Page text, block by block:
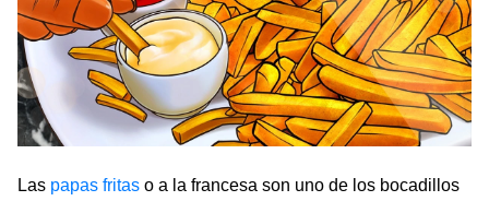
Las papas fritas o a la francesa son uno de los bocadillos